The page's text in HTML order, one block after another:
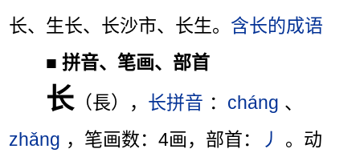
长、生长、长沙市、长生。 含长的成语
■拼音、笔画、部首
长（長）， 长拼音 ： cháng 、
zhǎng ，笔画数：4画，部首： 丿
。动